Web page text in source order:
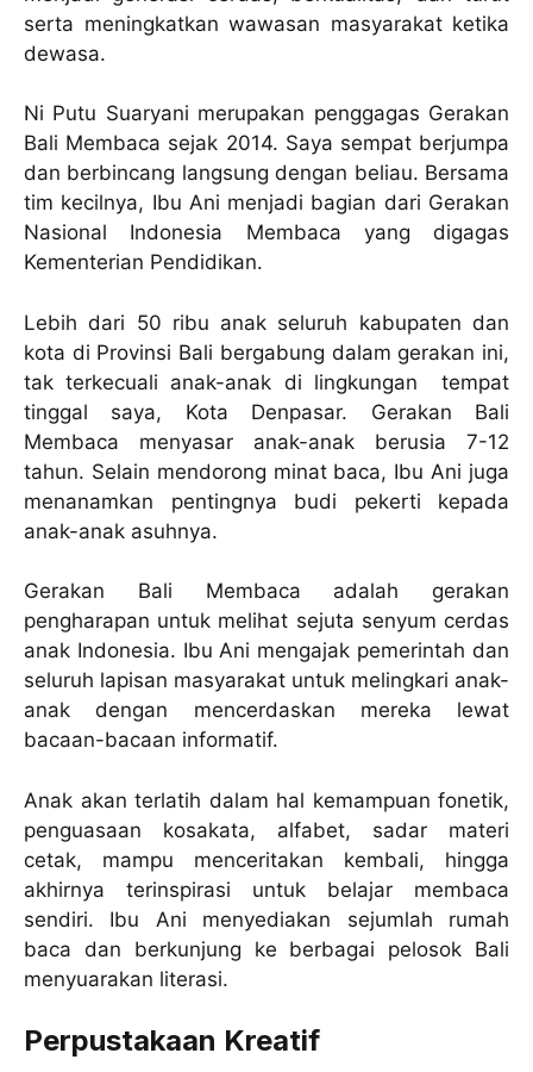
serta meningkatkan wawasan masyarakat ketika
dewasa.
Ni Putu Suaryani merupakan penggagas Gerakan
Bali Membaca sejak 2014. Saya sempat berjumpa
dan berbincang langsung dengan beliau. Bersama
tim kecilnya, Ibu Ani menjadi bagian dari Gerakan
Nasional Indonesia Membaca yang digagas
Kementerian Pendidikan.
Lebih dari 50 ribu anak seluruh kabupaten dan
kota di Provinsi Bali bergabung dalam gerakan ini,
tak terkecuali anak-anak di lingkungan tempat
tinggal saya, Kota Denpasar. Gerakan Bali
Membaca menyasar anak-anak berusia 7-12
tahun. Selain mendorong minat baca, Ibu Ani juga
menanamkan pentingnya budi pekerti kepada
anak-anak asuhnya.
Gerakan Bali Membaca adalah gerakan
pengharapan untuk melihat sejuta senyum cerdas
anak Indonesia. Ibu Ani mengajak pemerintah dan
seluruh lapisan masyarakat untuk melingkari anak-
anak dengan mencerdaskan mereka lewat
bacaan-bacaan informatif.
Anak akan terlatih dalam hal kemampuan fonetik,
penguasaan kosakata, alfabet, sadar materi
cetak, mampu menceritakan kembali, hingga
akhirnya terinspirasi untuk belajar membaca
sendiri. Ibu Ani menyediakan sejumlah rumah
baca dan berkunjung ke berbagai pelosok Bali
menyuarakan literasi.
Perpustakaan Kreatif